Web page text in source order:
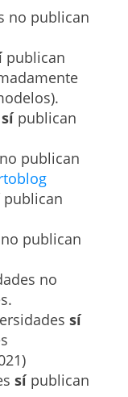
no publican
publican
sí publican
publican
publican
publican
no
sí
sí publican